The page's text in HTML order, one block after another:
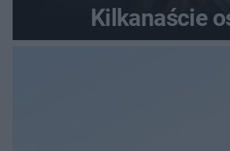
Kilkanaście
poszkodowanych,